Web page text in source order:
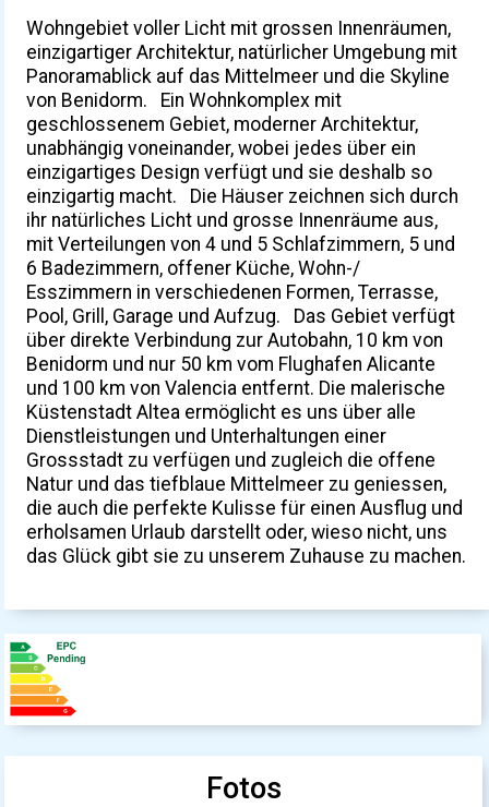
Wohngebiet voller Licht mit grossen Innenräumen,
einzigartiger Architektur, natürlicher Umgebung mit
Panoramablick auf das Mittelmeer und die Skyline
von Benidorm. Ein Wohnkomplex mit
geschlossenem Gebiet, moderner Architektur,
unabhängig voneinander, wobei jedes über ein
einzigartiges Design verfügt und sie deshalb so
einzigartig macht. Die Häuser zeichnen sich durch
ihr natürliches Licht und grosse Innenräume aus,
mit Verteilungen von 4 und 5 Schlafzimmern, 5 und
6 Badezimmern, offener Küche, Wohn-/
Esszimmern in verschiedenen Formen, Terrasse,
Pool, Grill, Garage und Aufzug. Das Gebiet verfügt
über direkte Verbindung zur Autobahn, 10 km von
Benidorm und nur 50 km vom Flughafen Alicante
und 100 km von Valencia entfernt. Die malerische
Küstenstadt Altea ermöglicht es uns über alle
Dienstleistungen und Unterhaltungen einer
Grossstadt zu verfügen und zugleich die offene
Natur und das tiefblaue Mittelmeer zu geniessen,
die auch die perfekte Kulisse für einen Ausflug und
erholsamen Urlaub darstellt oder, wieso nicht, uns
das Glück gibt sie zu unserem Zuhause zu machen.
Fotos